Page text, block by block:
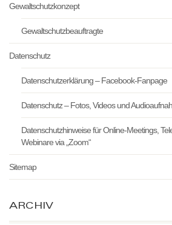
Gewaltschutzkonzept
Gewaltschutzbeauftragte
Datenschutz
Datenschutzerklärung – Facebook-Fanpage
Datenschutz – Fotos, Videos und
Datenschutzhinweise für Online-Meetings,
Webinare via „Zoom“
Sitemap
ARCHIV